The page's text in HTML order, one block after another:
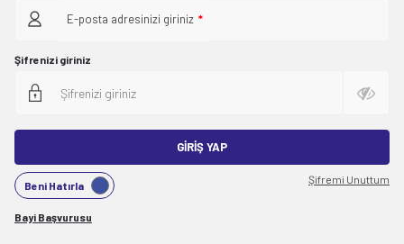
E-posta adresinizi giriniz *
Şifrenizi giriniz
GIRIŞ YAP
Beni Hatırla Şifremi Unuttum
Bayi Başvurusu